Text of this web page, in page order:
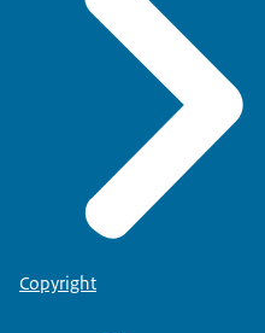
Copyright